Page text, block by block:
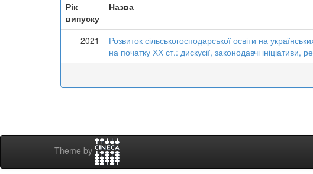
Рік
випуску
Назва
2021
Розвиток сільськогосподарської освіти на
на початку ХХ ст.: дискусії, законодавчі ініціативи,
Theme by